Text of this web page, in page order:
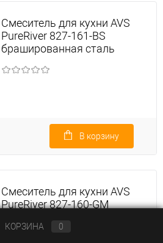
Смеситель для кухни AVS
PureRiver 827-161-BS
брашированная сталь
В корзину
Смеситель для кухни AVS
PureRiver 827-160-GM
образный излив
КОРЗИНА 0